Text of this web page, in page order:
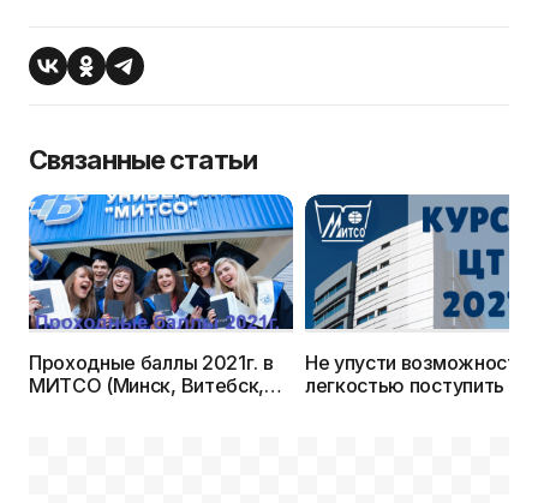
Связанные статьи
Проходные баллы 2021г. в
МИТСО (Минск, Витебск,
Не упусти возможность
легкостью поступить в